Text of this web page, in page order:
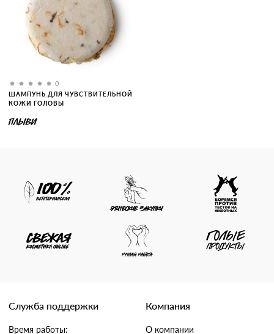
0
ШАМПУНЬ ДЛЯ ЧУВСТВИТЕЛЬНОЙ
КОЖИ ГОЛОВЫ
ПЛЫВИ
Служба поддержки
Время работы:
Компания
О компании